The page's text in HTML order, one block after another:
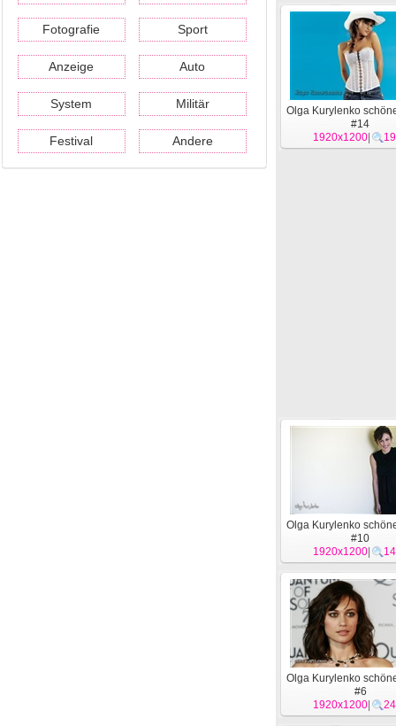
Fotografie Sport
Anzeige Auto
System Militär
Festival Andere
Olga Kurylenko
#14
1920x1200
Olga Kurylenko
#10
1920x1200
Olga Kurylenko
#6
1920x1200